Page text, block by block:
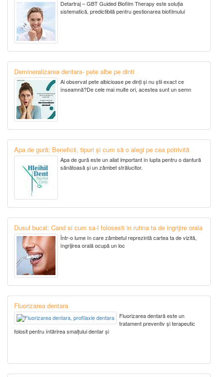
Detartraj – GBT Guided Biofilm Therapy este soluția
sistematică, predictibilă pentru gestionarea biofilmului
Demineralizarea dentara- pete albe pe dinti
Ai observat pete albicioase pe dinți și nu știi exact ce
înseamnă?De cele mai multe ori, acestea sunt un semn
Apa de gură: Beneficii, tipuri și cum să o alegi pe cea potrivită
Apa de gură este un aliat important în lupta pentru o dantură
sănătoasă și un zâmbet strălucitor.
Dusul bucal: Cand si cum sa-l folosesti in rutina ta de ingrijire orala
Într-o lume în care zâmbetul reprezintă cartea ta de vizită,
îngrijirea orală ocupă un loc
Fluorizarea dentara
Fluorizarea dentară este un
tratament preventiv și terapeutic
folosit pentru întărirea smalțului dentar și